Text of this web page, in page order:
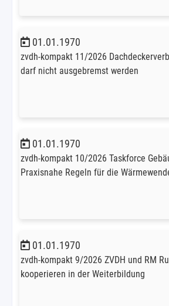
01.01.1970
zvdh-kompakt 11/2026
darf nicht ausgebremst werden
01.01.1970
zvdh-kompakt 10/2026 Taskforce
Praxisnahe Regeln für die
01.01.1970
zvdh-kompakt 9/2026 ZVDH und RM
kooperieren in der Weiterbildung